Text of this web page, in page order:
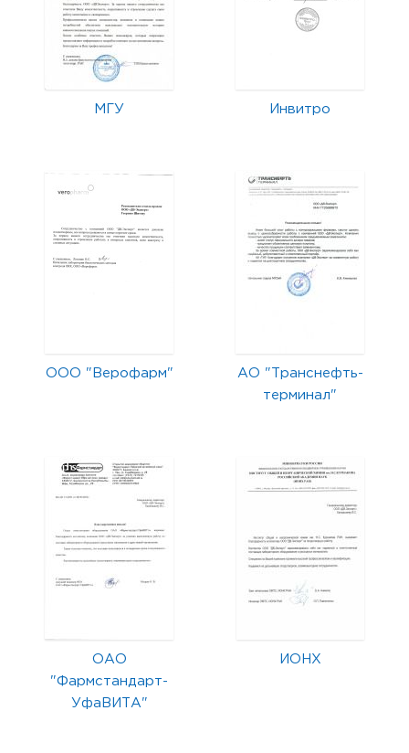
МГУ Инвитро
ООО "Верофарм"
АО "Транснефть-
терминал"
ОАО
"Фармстандарт-
УфаВИТА"
ИОНХ